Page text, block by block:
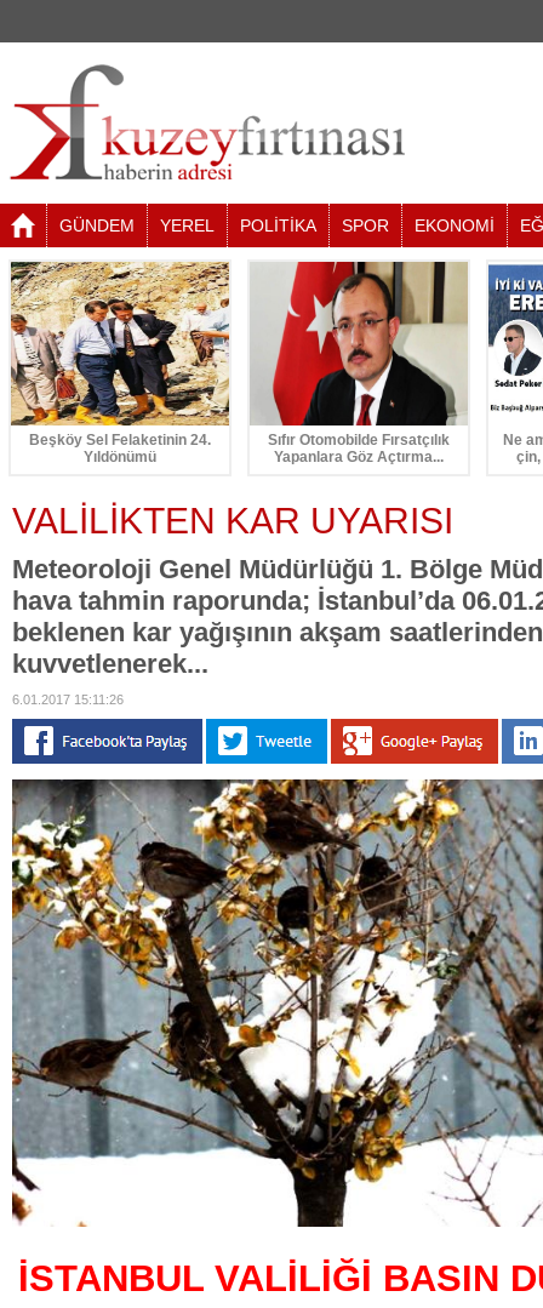
GÜNDEM YEREL POLİTİKA SPOR EKONOMİ
Beşköy Sel Felaketinin 24.
Yıldönümü
Sıfır Otomobilde Fırsatçılık
Yapanlara Göz Açtırma...
Ne
VALİLİKTEN KAR UYARISI
Meteoroloji Genel Müdürlüğü 1. Bölge
hava tahmin raporunda; İstanbul’da
beklenen kar yağışının akşam
kuvvetlenerek...
6.01.2017 15:11:26
İSTANBUL VALİLİĞİ BASIN